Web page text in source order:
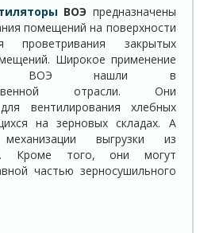
ВОЭ предназначены
помещений на поверхности
закрытых
Широкое применение
ВОЭ нашли в
отрасли. Они
вентилирования хлебных
на зерновых складах. А
выгрузки из
Кроме того, они могут
частью зерносушильного